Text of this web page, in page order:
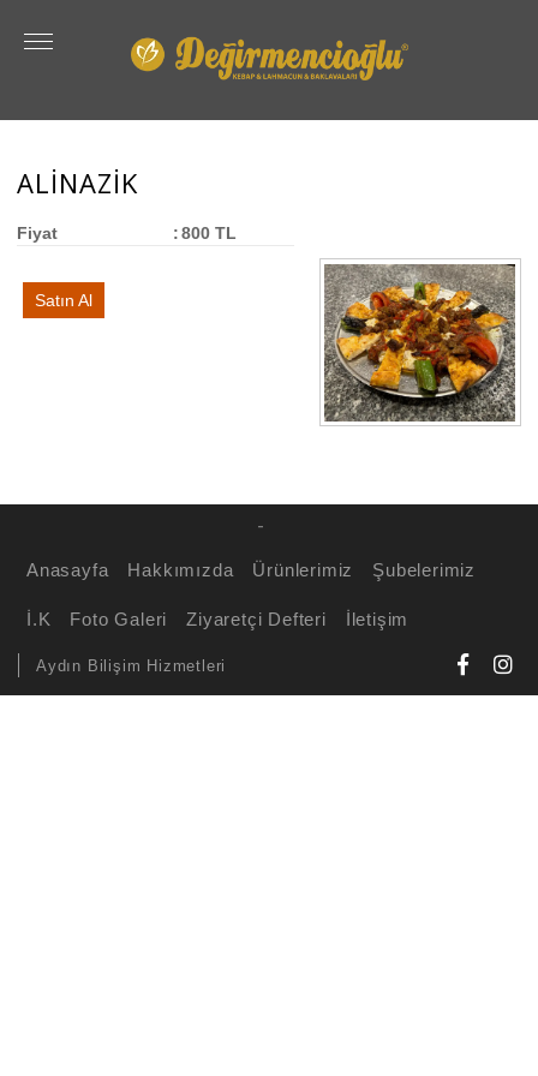
ALİNAZİK
Fiyat : 800 TL
Satın Al
-
Anasayfa Hakkımızda Ürünlerimiz Şubelerimiz
İ.K Foto Galeri Ziyaretçi Defteri İletişim
Aydın Bilişim Hizmetleri